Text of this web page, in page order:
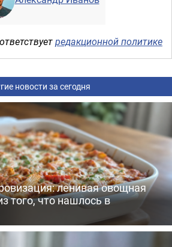
редакционной политике
новости за сегодня
ленивая овощная
того, что нашлось в